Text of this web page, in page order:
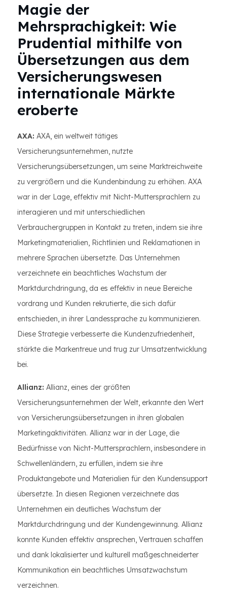
Magie der
Mehrsprachigkeit: Wie
Prudential mithilfe von
Übersetzungen aus dem
Versicherungswesen
internationale Märkte
eroberte
AXA: AXA, ein weltweit tätiges
Versicherungsunternehmen, nutzte
Versicherungsübersetzungen, um seine Marktreichweite
zu vergrößern und die Kundenbindung zu erhöhen. AXA
war in der Lage, effektiv mit Nicht-Muttersprachlern zu
interagieren und mit unterschiedlichen
Verbrauchergruppen in Kontakt zu treten, indem sie ihre
Marketingmaterialien, Richtlinien und Reklamationen in
mehrere Sprachen übersetzte. Das Unternehmen
verzeichnete ein beachtliches Wachstum der
Marktdurchdringung, da es effektiv in neue Bereiche
vordrang und Kunden rekrutierte, die sich dafür
entschieden, in ihrer Landessprache zu kommunizieren.
Diese Strategie verbesserte die Kundenzufriedenheit,
stärkte die Markentreue und trug zur Umsatzentwicklung
bei.
Allianz: Allianz, eines der größten
Versicherungsunternehmen der Welt, erkannte den Wert
von Versicherungsübersetzungen in ihren globalen
Marketingaktivitäten. Allianz war in der Lage, die
Bedürfnisse von Nicht-Muttersprachlern, insbesondere in
Schwellenländern, zu erfüllen, indem sie ihre
Produktangebote und Materialien für den Kundensupport
übersetzte. In diesen Regionen verzeichnete das
Unternehmen ein deutliches Wachstum der
Marktdurchdringung und der Kundengewinnung. Allianz
konnte Kunden effektiv ansprechen, Vertrauen schaffen
und dank lokalisierter und kulturell maßgeschneiderter
Kommunikation ein beachtliches Umsatzwachstum
verzeichnen.